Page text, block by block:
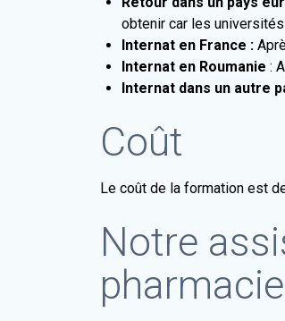
obtenir car les
Internat en France :
Internat en Roumanie :
Internat dans un autre
Coût
Le coût de la formation est
Notre